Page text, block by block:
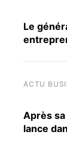
ACTU ÉCOLES
accords
Le
ACTU
Après
lance